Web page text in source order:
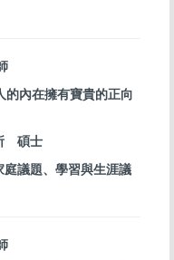
內在擁有寶貴的正向
碩士
議題、學習與生涯議